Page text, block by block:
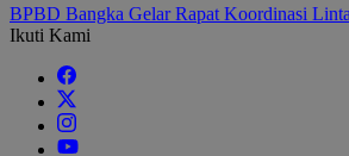
BPBD Bangka Gelar Rapat Koordinasi
Ikuti Kami